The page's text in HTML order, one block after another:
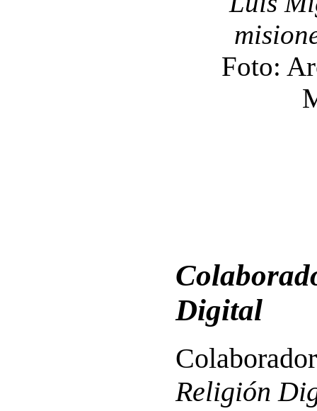
Foto:
Digital
Religión